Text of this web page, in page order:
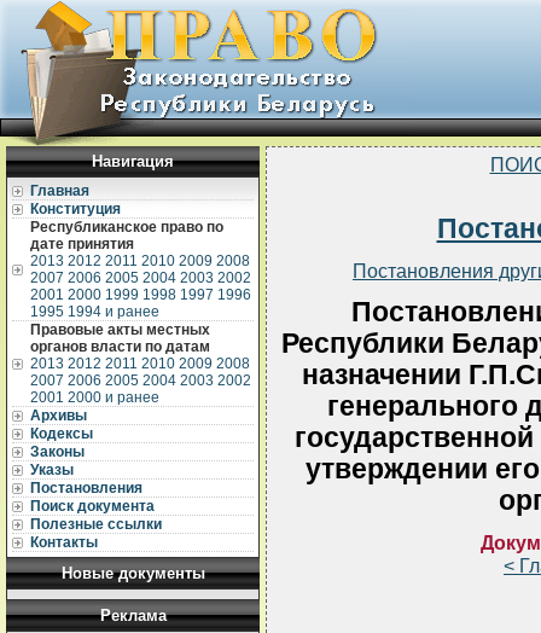
Навигация
Главная
Конституция
Республиканское право по
дате принятия
2013 2012 2011 2010 2009 2008
2007 2006 2005 2004 2003 2002
2001 2000 1999 1998 1997 1996
1995 1994 и ранее
Правовые акты местных
органов власти по датам
2013 2012 2011 2010 2009 2008
2007 2006 2005 2004 2003 2002
2001 2000 и ранее
Архивы
Кодексы
Законы
Указы
Постановления
Поиск документа
Полезные ссылки
Контакты
Новые документы
Реклама
Постановления
Республики
назначении
генерального
утверждении
<